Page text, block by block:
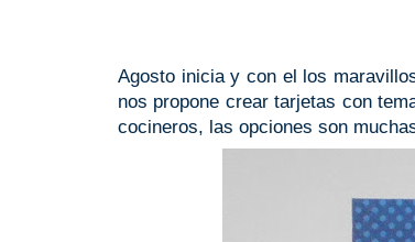
Agosto inicia y con el los
nos propone crear tarjetas con
cocineros, las opciones son